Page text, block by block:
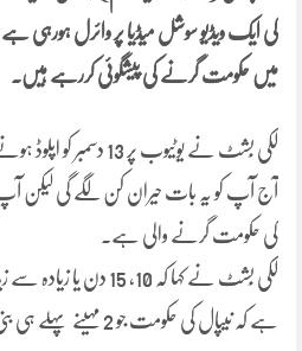
کی ایک ویڈیو سوشل میڈیا پر وائرل ہورہی
میں حکومت گرنے کی پیشگوئی کررہے ہیں۔
لکی بِشٹ نے یوٹیوب پر 13
آج آپ کو یہ بات حیران کن لگے گی لیکن
کی حکومت گرنے والی ہے۔
لکی بِشٹ نے کہا کہ 10، 15
ہے کہ نیپال کی حکومت جو 2 مہینے پہلے ہی بنی تھی پھر سے گرنے والی ہے۔